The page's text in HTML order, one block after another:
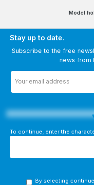
Model
Stay up to date.
Subscribe to the free
news from
address
To continue, enter the